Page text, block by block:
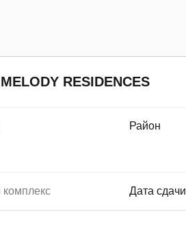
RESIDENCES
Район
Дата сдачи